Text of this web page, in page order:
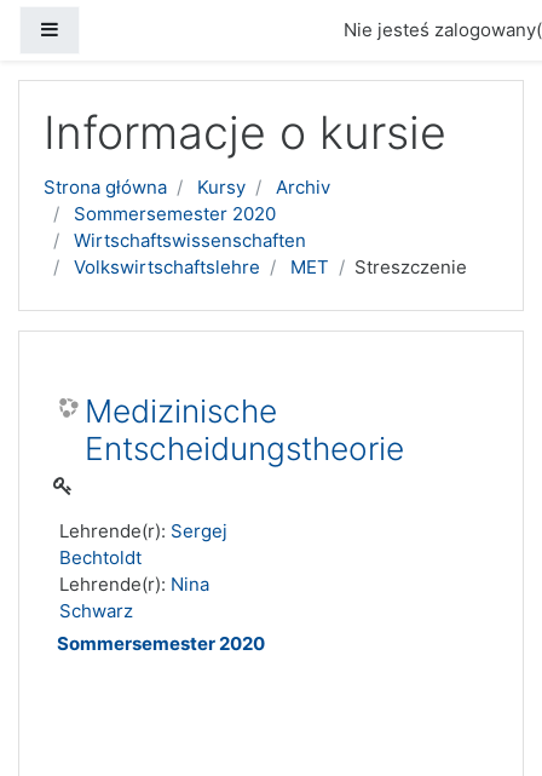
Nie jesteś
Informacje o kursie
Strona główna Kursy
Archiv
Sommersemester 2020
Wirtschaftswissenschaften
Volkswirtschaftslehre
MET Streszczenie
Medizinische
Entscheidungstheorie
Lehrende(r): Sergej
Bechtoldt
Lehrende(r): Nina
Schwarz
Sommersemester 2020